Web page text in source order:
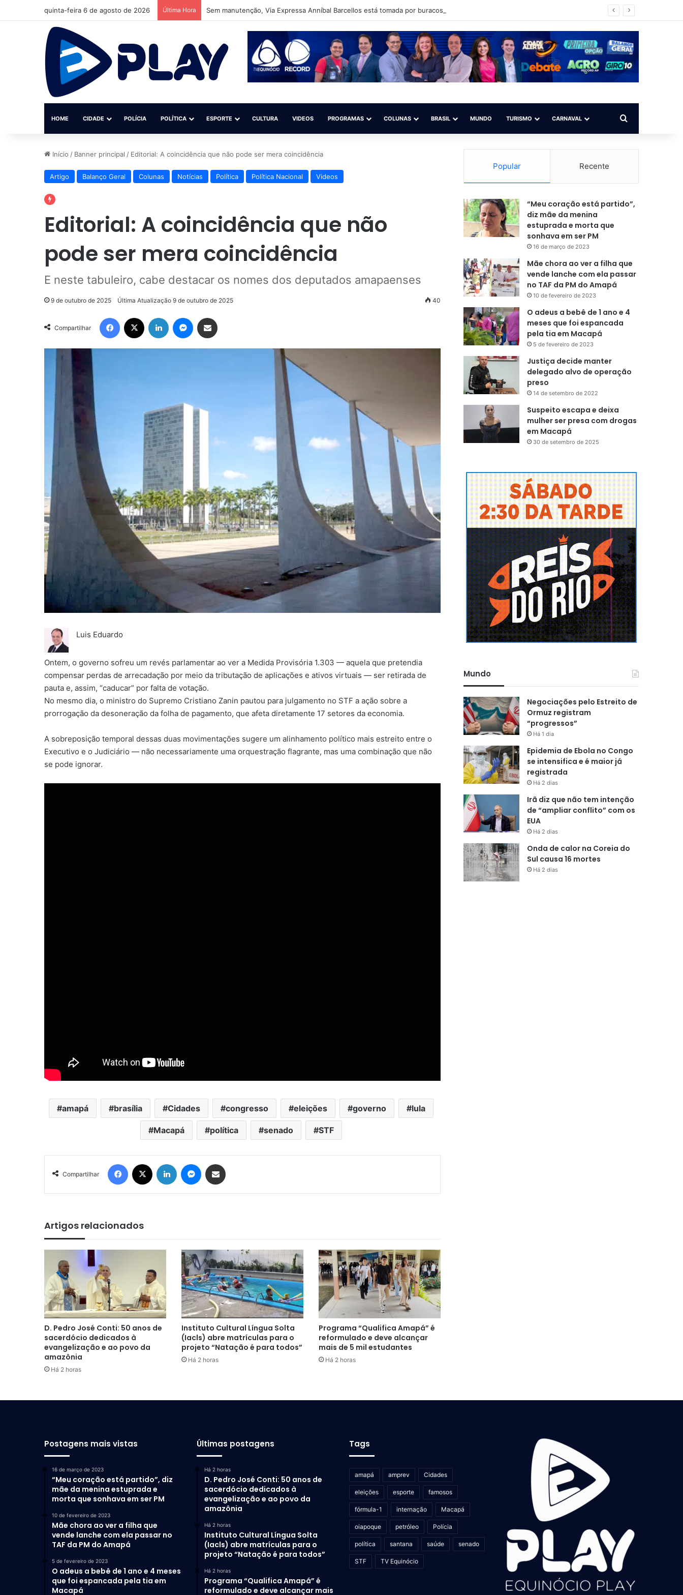
quinta-feira 6 de agosto de 2026 Última Hora Sem manutenção, Via Expressa Anníbal Barcellos está tomada por buracos e mato alto
HOME CIDADE POLÍCIA POLÍTICA ESPORTE CULTURA VIDEOS PROGRAMAS COLUNAS BRASIL MUNDO TURISMO CARNAVAL Procurar por
Início / Banner principal / Editorial: A coincidência que não pode ser mera coincidência
Artigo Balanço Geral Colunas Notícias Política Política Nacional Videos
Editorial: A coincidência que não
pode ser mera coincidência
E neste tabuleiro, cabe destacar os nomes dos deputados amapaenses
9 de outubro de 2025 Última Atualização 9 de outubro de 2025 40
Compartilhar
Facebook Linkedin Messenger
Luis Eduardo
Ontem, o governo sofreu um revés parlamentar ao ver a Medida Provisória 1.303 — aquela que pretendia
compensar perdas de arrecadação por meio da tributação de aplicações e ativos virtuais — ser retirada de
pauta e, assim, “caducar” por falta de votação.
No mesmo dia, o ministro do Supremo Cristiano Zanin pautou para julgamento no STF a ação sobre a
prorrogação da desoneração da folha de pagamento, que afeta diretamente 17 setores da economia.
A sobreposição temporal dessas duas movimentações sugere um alinhamento político mais estreito entre o
Executivo e o Judiciário — não necessariamente uma orquestração flagrante, mas uma combinação que não
se pode ignorar.
amapá brasília Cidades congresso eleições governo lula
Macapá política senado STF
Compartilhar
Facebook Linkedin Messenger
Artigos relacionados
D. Pedro José Conti: 50 anos de
sacerdócio dedicados à
evangelização e ao povo da
amazônia
Há 2 horas
Instituto Cultural Língua Solta
(Iacls) abre matrículas para o
projeto “Natação é para todos”
Há 2 horas
Programa “Qualifica Amapá” é
reformulado e deve alcançar
mais de 5 mil estudantes
Há 2 horas
Popular Recente
“Meu coração está partido”,
diz mãe da menina
estuprada e morta que
sonhava em ser PM
16 de março de 2023
Mãe chora ao ver a filha que
vende lanche com ela passar
no TAF da PM do Amapá
10 de fevereiro de 2023
O adeus a bebê de 1 ano e 4
meses que foi espancada
pela tia em Macapá
5 de fevereiro de 2023
Justiça decide manter
delegado alvo de operação
preso
14 de setembro de 2022
Suspeito escapa e deixa
mulher ser presa com drogas
em Macapá
30 de setembro de 2025
Mundo
Negociações pelo Estreito de
Ormuz registram
“progressos”
Há 1 dia
Epidemia de Ebola no Congo
se intensifica e é maior já
registrada
Há 2 dias
Irã diz que não tem intenção
de “ampliar conflito” com os
EUA
Há 2 dias
Onda de calor na Coreia do
Sul causa 16 mortes
Há 2 dias
Postagens mais vistas
16 de março de 2023
“Meu coração está partido”, diz
mãe da menina estuprada e
morta que sonhava em ser PM
10 de fevereiro de 2023
Mãe chora ao ver a filha que
vende lanche com ela passar no
TAF da PM do Amapá
5 de fevereiro de 2023
O adeus a bebê de 1 ano e 4 meses
que foi espancada pela tia em
Macapá
Últimas postagens
Há 2 horas
D. Pedro José Conti: 50 anos de
sacerdócio dedicados à
evangelização e ao povo da
amazônia
Há 2 horas
Instituto Cultural Língua Solta
(Iacls) abre matrículas para o
projeto “Natação é para todos”
Há 2 horas
Programa “Qualifica Amapá” é
reformulado e deve alcançar mais
Tags
amapá amprev Cidades
eleições esporte famosos
fórmula-1 internação Macapá
oiapoque petróleo Polícia
política santana saúde senado
STF TV Equinócio